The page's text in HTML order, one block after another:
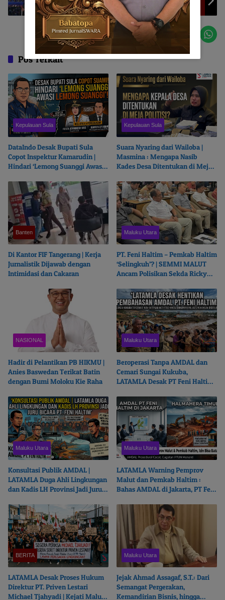
Ikram Malan Sangadji Raih Doktor di IPB
Pos Terkait
Kepulauan Sula
DataIndo Desak Bupati Sula
Copot Inspektur Kamarudin |
Hindari ‘Lemong Suanggi Awasi
Kepulauan Sula
Suara Nyaring dari Wailoba |
Masmina : Mengapa Nasib
Kades Desa Ditentukan di Meja
Banten
Di Kantor FIF Tangerang | Kerja
Jurnalistik Dijawab dengan
Intimidasi dan Cakaran
Maluku Utara
PT. Feni Haltim – Pemkab Haltim
‘Selingkuh’? | SEMMI MALUT
Ancam Polisikan Sekda Ricky
NASIONAL
Hadir di Pelantikan PB HIKMU |
Anies Baswedan Terikat Batin
dengan Bumi Moloku Kie Raha
Maluku Utara
Beroperasi Tanpa AMDAL dan
Cemari Sungai Kukuba,
LATAMLA Desak PT Feni Haltim
Maluku Utara
Konsultasi Publik AMDAL |
LATAMLA Duga Ahli Lingkungan
dan Kadis LH Provinsi Jadi Juru
Maluku Utara
LATAMLA Warning Pemprov
Malut dan Pemkab Haltim :
Bahas AMDAL di Jakarta, PT Feni
BERITA
LATAMLA Desak Proses Hukum
Direktur PT. Priven Lestari
Michael Tjahyadi | Kejati Malut
Maluku Utara
Jejak Ahmad Assagaf, S.T.: Dari
Semangat Pergerakan,
Kemandirian Bisnis, hingga